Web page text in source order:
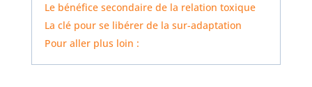
Le bénéfice secondaire de la relation toxique
La clé pour se libérer de la sur-adaptation
Pour aller plus loin :